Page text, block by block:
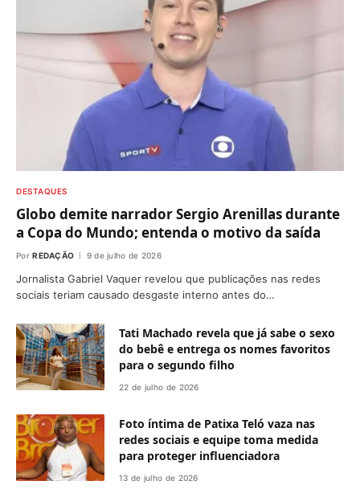
DESTAQUES
Globo demite narrador Sergio Arenillas durante
a Copa do Mundo; entenda o motivo da saída
Por REDAÇÃO 9 de julho de 2026
Jornalista Gabriel Vaquer revelou que publicações nas redes
sociais teriam causado desgaste interno antes do…
Tati Machado revela que já sabe o sexo
do bebê e entrega os nomes favoritos
para o segundo filho
22 de julho de 2026
Foto íntima de Patixa Teló vaza nas
redes sociais e equipe toma medida
para proteger influenciadora
13 de julho de 2026